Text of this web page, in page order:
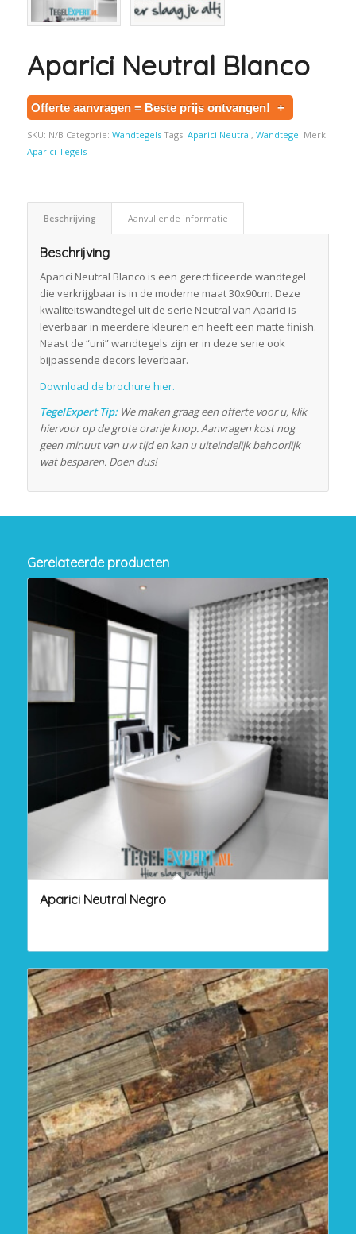
Aparici Neutral Blanco
Offerte aanvragen = Beste prijs ontvangen! +
SKU: N/B Categorie: Wandtegels Tags: Aparici Neutral, Wandtegel Merk:
Aparici Tegels
Beschrijving Aanvullende informatie
Beschrijving
Aparici Neutral Blanco is een gerectificeerde wandtegel
die verkrijgbaar is in de moderne maat 30x90cm. Deze
kwaliteitswandtegel uit de serie Neutral van Aparici is
leverbaar in meerdere kleuren en heeft een matte finish.
Naast de “uni” wandtegels zijn er in deze serie ook
bijpassende decors leverbaar.
Download de brochure hier.
TegelExpert Tip:We maken graag een offerte voor u, klik
hiervoor op de grote oranje knop. Aanvragen kost nog
geen minuut van uw tijd en kan u uiteindelijk behoorlijk
wat besparen. Doen dus!
Gerelateerde producten
Aparici Neutral Negro